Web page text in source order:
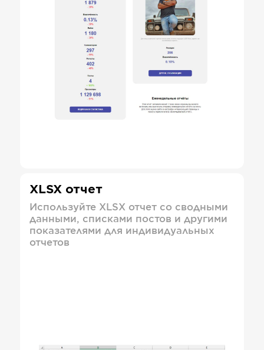
XLSX отчет
Используйте XLSX отчет со сводными
данными, списками постов и другими
показателями для индивидуальных
отчетов